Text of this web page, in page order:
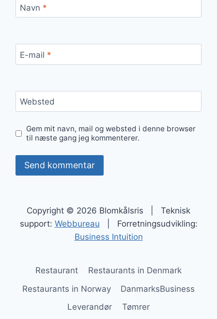
Navn *
E-mail *
Websted
Gem mit navn, mail og websted i denne browser
til næste gang jeg kommenterer.
Copyright © 2026 Blomkålsris | Teknisk
support: Webbureau | Forretningsudvikling:
Business Intuition
Restaurant
Restaurants in Denmark
Restaurants in Norway
DanmarksBusiness
Leverandør
Tømrer